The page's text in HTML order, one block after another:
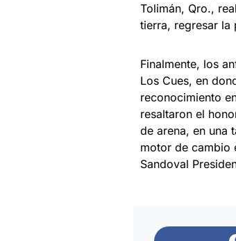
Tolimán, Qro.,
tierra, regresar la
Finalmente, los
Los Cues, en
reconocimiento
resaltaron el
de arena, en una
motor de cambio
Sandoval